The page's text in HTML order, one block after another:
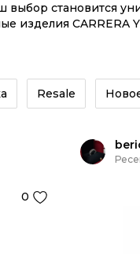
выбор становится
изделия CARRERA
изделия
Resale
0